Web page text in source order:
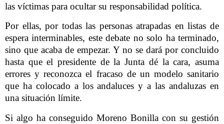
las víctimas para ocultar su responsabilidad política.
Por ellas, por todas las personas atrapadas en listas de
espera interminables, este debate no solo ha terminado,
sino que acaba de empezar. Y no se dará por concluido
hasta que el presidente de la Junta dé la cara, asuma
errores y reconozca el fracaso de un modelo sanitario
que ha colocado a los andaluces y a las andaluzas en
una situación límite.
Si algo ha conseguido Moreno Bonilla con su gestión